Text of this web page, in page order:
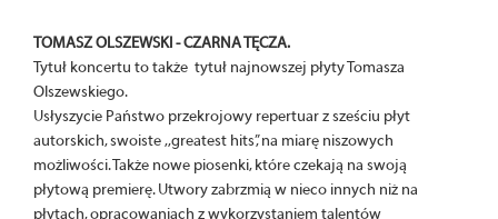
TOMASZ OLSZEWSKI - CZARNA TĘCZA.
Tytuł koncertu to także tytuł najnowszej płyty Tomasza
Olszewskiego.
Usłyszycie Państwo przekrojowy repertuar z sześciu płyt
autorskich, swoiste ,,greatest hits”, na miarę niszowych
możliwości. Także nowe piosenki, które czekają na swoją
płytową premierę. Utwory zabrzmią w nieco innych niż na
płytach, opracowaniach z wykorzystaniem talentów